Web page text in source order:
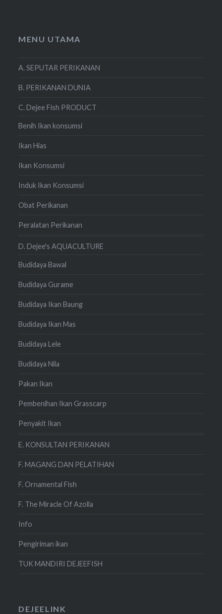
MENU UTAMA
A. SEPUTAR PERIKANAN
B. PERIKANAN DUNIA
C. Dejee Fish PRODUCT
Benih Ikan konsumsi
Ikan Hias
Ikan Konsumsi
Induk Ikan Konsumsi
Obat Perikanan
Peralatan Perikanan
D. Dejee's AQUACULTURE
Budidaya Bawal
Budidaya Gurame
Budidaya Ikan Baung
Budidaya Ikan Mas
Budidaya Lele
Budidaya Nila
Pakan Ikan
Pembenihan Ikan Grasscarp
Penyakit Ikan
E. KONSULTAN PERIKANAN
F. MAGANG DAN PELATIHAN
F. Ornamental Fish
F. The Miracle Of Azolla
Info
Pengiriman ikan
TUK MANDIRI DEJEEFISH
DEJEELINK